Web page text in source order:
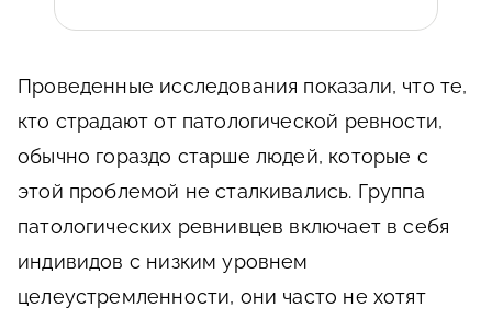
Проведенные исследования показали, что те,
кто страдают от патологической ревности,
обычно гораздо старше людей, которые с
этой проблемой не сталкивались. Группа
патологических ревнивцев включает в себя
индивидов с низким уровнем
целеустремленности, они часто не хотят